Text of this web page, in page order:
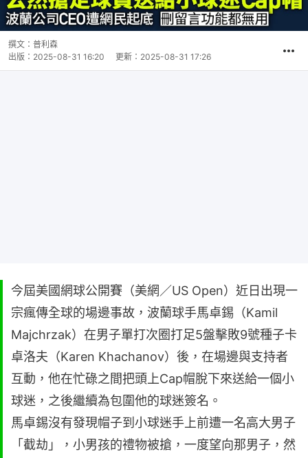
撰文： 普利森
出版： 2025-08-31 16:20 更新： 2025-08-31 17:26
今屆美國網球公開賽（美網／US Open）近日出現一
宗瘋傳全球的場邊事故，波蘭球手馬卓錫（Kamil
Majchrzak）在男子單打次圈打足5盤擊敗9號種子卡
卓洛夫（Karen Khachanov）後，在場邊與支持者
互動，他在忙碌之間把頭上Cap帽脫下來送給一個小
球迷，之後繼續為包圍他的球迷簽名。
馬卓錫沒有發現帽子到小球迷手上前遭一名高大男子
「截劫」，小男孩的禮物被搶，一度望向那男子，然